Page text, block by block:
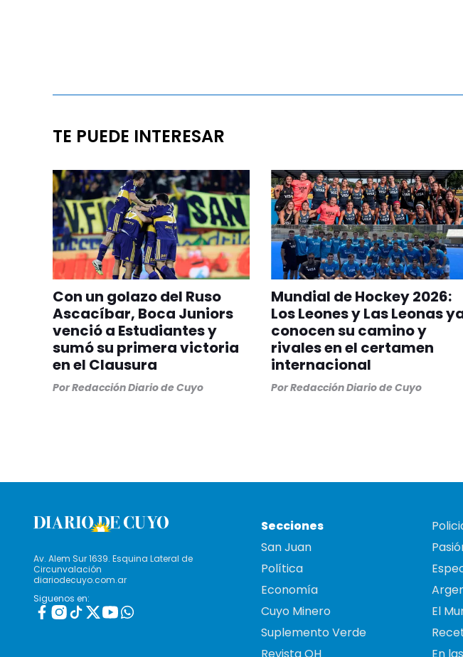
TE PUEDE INTERESAR
Con un golazo del Ruso
Ascacíbar, Boca Juniors
venció a Estudiantes y
sumó su primera victoria
en el Clausura
PorRedacción Diario de Cuyo
Mundial de Hockey 2026:
Los Leones y Las Leonas
conocen su camino y
rivales en el certamen
internacional
PorRedacción Diario de Cuyo
Av. Alem Sur 1639. Esquina Lateral de
Circunvalación
diariodecuyo.com.ar
Siguenos en:
Secciones
San Juan
Política
Economía
Cuyo Minero
Suplemento Verde
El